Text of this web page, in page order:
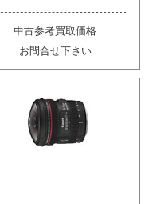
中古参考買取価格
お問合せ下さい